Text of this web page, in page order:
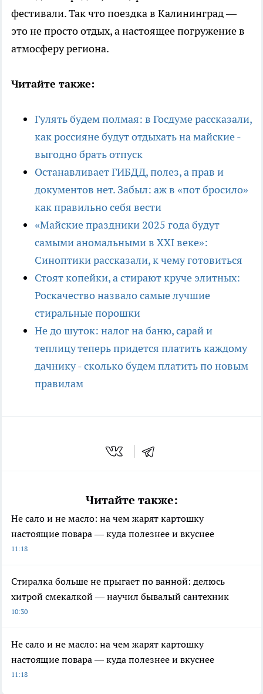
фестивали. Так что поездка в Калининград —
это не просто отдых, а настоящее погружение в
атмосферу региона.
Читайте также:
Гулять будем полмая: в Госдуме рассказали,
как россияне будут отдыхать на майские -
выгодно брать отпуск
Останавливает ГИБДД, полез, а прав и
документов нет. Забыл: аж в «пот бросило»
как правильно себя вести
«Майские праздники 2025 года будут
самыми аномальными в XXI веке»:
Синоптики рассказали, к чему готовиться
Стоят копейки, а стирают круче элитных:
Роскачество назвало самые лучшие
стиральные порошки
Не до шуток: налог на баню, сарай и
теплицу теперь придется платить каждому
дачнику - сколько будем платить по новым
правилам
Читайте также:
Не сало и не масло: на чем жарят картошку
настоящие повара — куда полезнее и вкуснее
11:18
Стиралка больше не прыгает по ванной: делюсь
хитрой смекалкой — научил бывалый сантехник
10:30
Не сало и не масло: на чем жарят картошку
настоящие повара — куда полезнее и вкуснее
11:18